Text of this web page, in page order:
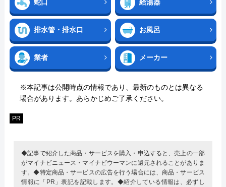
蛇口 給湯器
排水管・排水口 お風呂
業者 メーカー
※本記事は公開時点の情報であり、最新のものとは異なる
場合があります。あらかじめご了承ください。
PR
◆記事で紹介した商品・サービスを購入・申込すると、売上の一部
がマイナビニュース・マイナビウーマンに還元されることがありま
す。◆特定商品・サービスの広告を行う場合には、商品・サービス
情報に「PR」表記を記載します。◆紹介している情報は、必ずし